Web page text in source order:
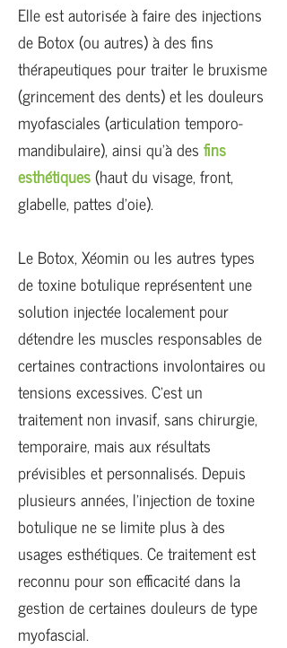
Elle est autorisée à faire des injections
de Botox (ou autres) à des fins
thérapeutiques pour traiter le bruxisme
(grincement des dents) et les douleurs
myofasciales (articulation temporo-
mandibulaire), ainsi qu’à des fins
esthétiques(haut du visage, front,
glabelle, pattes d’oie).
Le Botox, Xéomin ou les autres types
de toxine botulique représentent une
solution injectée localement pour
détendre les muscles responsables de
certaines contractions involontaires ou
tensions excessives. C’est un
traitement non invasif, sans chirurgie,
temporaire, mais aux résultats
prévisibles et personnalisés. Depuis
plusieurs années, l’injection de toxine
botulique ne se limite plus à des
usages esthétiques. Ce traitement est
reconnu pour son efficacité dans la
gestion de certaines douleurs de type
myofascial.